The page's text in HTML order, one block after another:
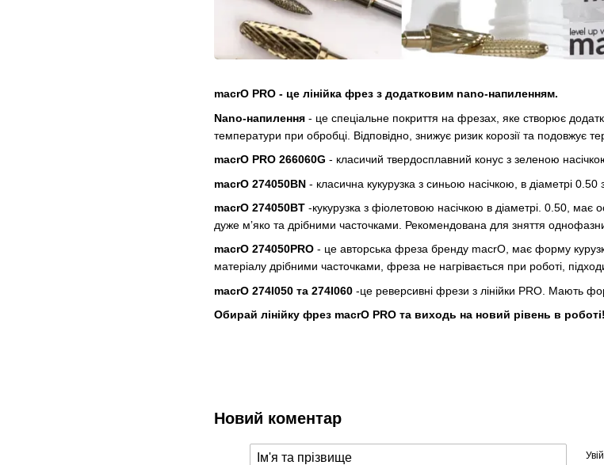
macrO PRO - це лінійка фрез з додатковим nano-напиленням.
Nano-напилення - це спеціальне покриття на фрезах, яке створює
температури при обробці. Відповідно, знижує ризик корозії та подовжує
macrO PRO 266060G - класичий твердосплавний конус з зеленою
macrO 274050ВN - класична кукурузка з синьою насічкою, в діаметрі
macrO 274050ВT -кукурузка з фіолетовою насічкою в діаметрі. 0.50,
дуже мʼяко та дрібними часточками. Рекомендована для зняття
macrO 274050PRO - це авторська фреза бренду macrO, має форму
матеріалу дрібними часточками, фреза не нагрівається при роботі,
macrO 274I050 та 274І060 -це реверсивні фрези з лінійки PRO. Мають
Обирай лінійку фрез macrO PRO та виходь на новий рівень в роботі!
Новий коментар